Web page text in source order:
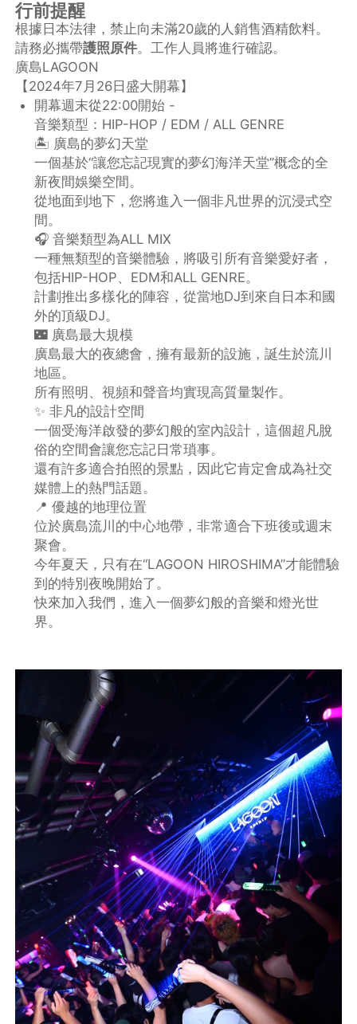
行前提醒
根據日本法律，禁止向未滿20歲的人銷售酒精飲料。
請務必攜帶護照原件。工作人員將進行確認。
廣島LAGOON
【2024年7月26日盛大開幕】
開幕週末從22:00開始 -
音樂類型：HIP-HOP / EDM / ALL GENRE
🏝️ 廣島的夢幻天堂
一個基於“讓您忘記現實的夢幻海洋天堂”概念的全
新夜間娛樂空間。
從地面到地下，您將進入一個非凡世界的沉浸式空
間。
🎧 音樂類型為ALL MIX
一種無類型的音樂體驗，將吸引所有音樂愛好者，
包括HIP-HOP、EDM和ALL GENRE。
計劃推出多樣化的陣容，從當地DJ到來自日本和國
外的頂級DJ。
🌃 廣島最大規模
廣島最大的夜總會，擁有最新的設施，誕生於流川
地區。
所有照明、視頻和聲音均實現高質量製作。
✨ 非凡的設計空間
一個受海洋啟發的夢幻般的室內設計，這個超凡脫
俗的空間會讓您忘記日常瑣事。
還有許多適合拍照的景點，因此它肯定會成為社交
媒體上的熱門話題。
📍 優越的地理位置
位於廣島流川的中心地帶，非常適合下班後或週末
聚會。
今年夏天，只有在“LAGOON HIROSHIMA”才能體驗
到的特別夜晚開始了。
快來加入我們，進入一個夢幻般的音樂和燈光世
界。